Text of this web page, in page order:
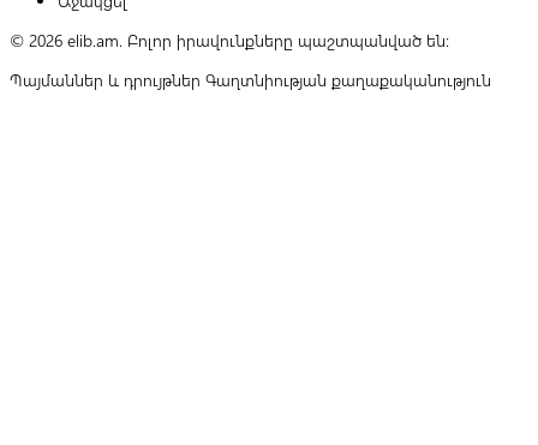
© 2026 elib.am. Բոլոր իրավունքները պաշտպանված են:
Պայմաններ և դրույթներ Գաղտնիության քաղաքականություն